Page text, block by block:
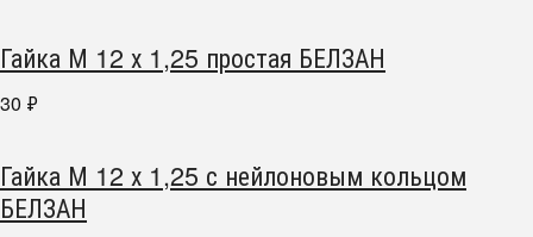
Гайка М 12 х 1,25 простая БЕЛЗАН
30 ₽
Гайка М 12 х 1,25 с нейлоновым кольцом
БЕЛЗАН